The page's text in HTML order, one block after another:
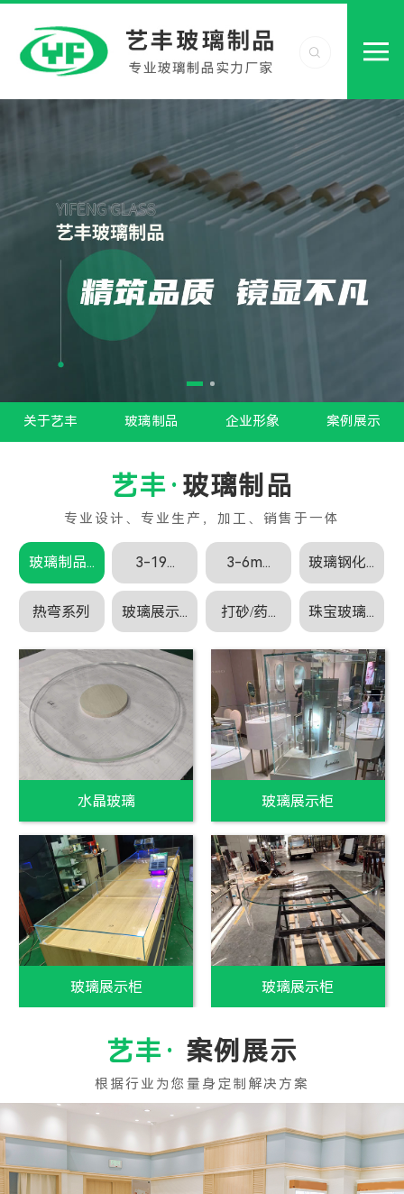
关于艺丰 玻璃制品 企业形象 案例展示
玻璃制品
玻璃制品... 3-19... 3-6m... 玻璃钢化...
热弯系列 玻璃展示... 打砂/药... 珠宝玻璃...
白玻璃 白玻璃加工
白玻璃制作 白玻璃销售
案例展示